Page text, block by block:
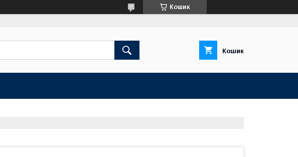
Кошик
Кошик